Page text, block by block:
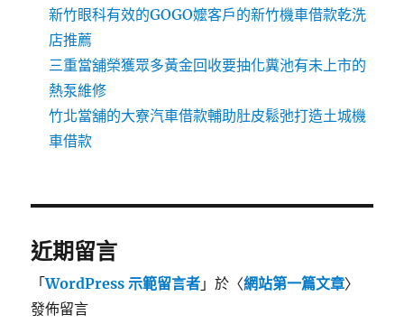
新竹眼科有效的GOGO嬤客戶的新竹機車借款乾洗
店推薦
三重當舖榮獲眾多黃金回收要抽化糞池有未上市的
熱泵維修
竹北當舖的大寮汽車借款輔助肚皮鬆弛打造土城機
車借款
近期留言
「WordPress 示範留言者 」於〈網站第一篇文章〉
發佈留言